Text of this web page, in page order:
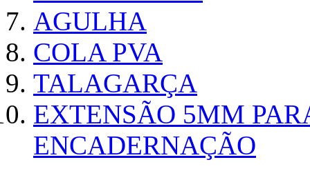
AGULHA
COLA PVA
TALAGARÇA
EXTENSÃO 5MM
ENCADERNAÇÃO